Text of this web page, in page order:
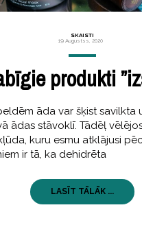
SKAISTI
19 Augustss, 2020
produkti
āda var šķist savilkta
ādas stāvoklī. Tādēļ
kuru esmu atklājusi
ir tā, ka dehidrēta
LASĪT TĀLĀK ...